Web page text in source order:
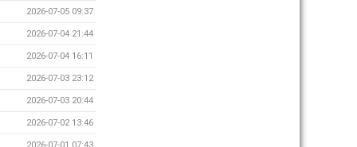
2026-07-05 09:37
2026-07-04 21:44
2026-07-04 16:11
2026-07-03 23:12
2026-07-03 20:44
2026-07-02 13:46